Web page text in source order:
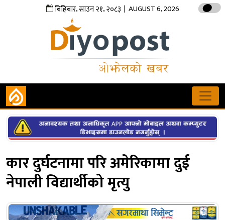
बिहिबार,साउन२१,२०८३ | AUGUST 6, 2026
कार दुर्घटनामा परि अमेरिकामा दुई
नेपाली विद्यार्थीको मृत्यु